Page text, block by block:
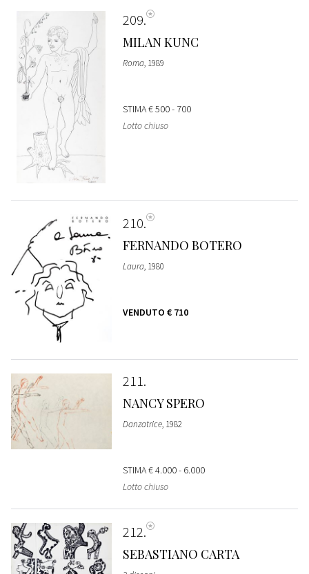
209
MILAN KUNC
Roma, 1989
STIMA€ 500 - 700
Lotto chiuso
210
FERNANDO BOTERO
Laura, 1980
VENDUTO € 710
211
NANCY SPERO
Danzatrice, 1982
STIMA€ 4.000 - 6.000
Lotto chiuso
212
SEBASTIANO CARTA